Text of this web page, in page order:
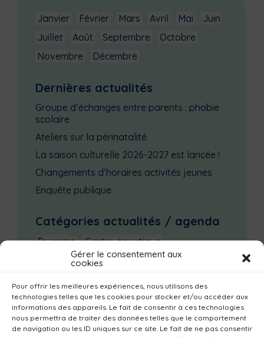
Gérer le consentement aux
cookies
Pour offrir les meilleures expériences, nous utilisons des
technologies telles que les cookies pour stocker et/ou accéder aux
informations des appareils. Le fait de consentir à ces technologies
nous permettra de traiter des données telles que le comportement
de navigation ou les ID uniques sur ce site. Le fait de ne pas consentir
Janvier Février Mars Avril Mai
Juin
Juillet
Août Septembre
Octobre
Novembre
Décembre
Dernières actualités
Groupe d’échanges entre parents : phobie
scolaire
Ateliers sur la périnatalité
La saison culturelle 2026-2027 est lancée !
Changements d’horaires activités jeunes
Enquête publique
Catégories actualités / agenda
Tourisme
Centre aquatique
Environnement
Mobilité
Petite enfance
Habitat
Economie Jeunesse
Sport
Emploi
Communes
Consommer local